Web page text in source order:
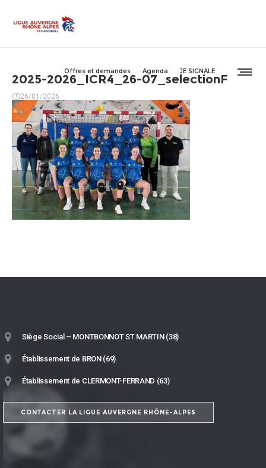
Offres et demandes Agenda JE SIGNALE
2025-2026_ICR4_26-07_selectionF
26/01/2026
Siège Social – MONTBONNOT ST MARTIN (38)
Établissement de BRON (69)
Établissement de CLERMONT-FERRAND (63)
CONTACTER LA LIGUE AUVERGNE RHÔNE-ALPES